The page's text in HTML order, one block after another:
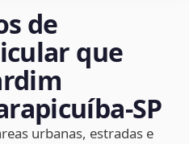
de
que
urbanas, estradas e